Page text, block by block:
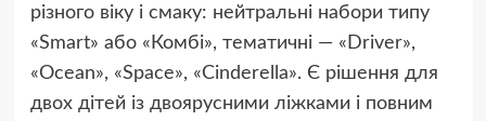
різного віку і смаку: нейтральні набори типу
«Smart» або «Комбі», тематичні — «Driver»,
«Ocean», «Space», «Cinderella». Є рішення для
двох дітей із двоярусними ліжками і повним